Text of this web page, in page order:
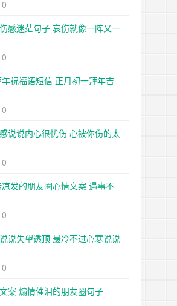
0
感迷茫句子 哀伤就像一阵又一
0
祝福语短信 正月初一拜年吉
0
说说内心很忧伤 心被你伤的太
0
发的朋友圈心情文案 遇事不
0
说失望透顶 最冷不过心寒说说
0
案 煽情催泪的朋友圈句子